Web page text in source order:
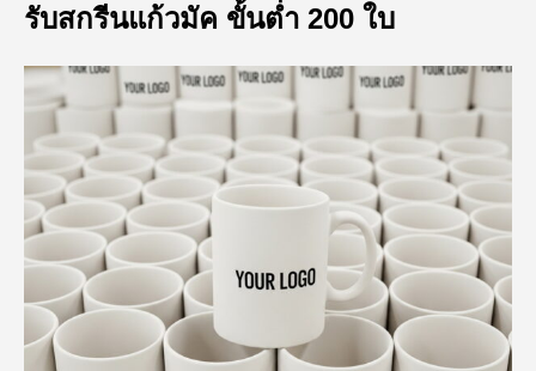
รับสกรีนแก้วมัค ขั้นต่ำ 200 ใบ